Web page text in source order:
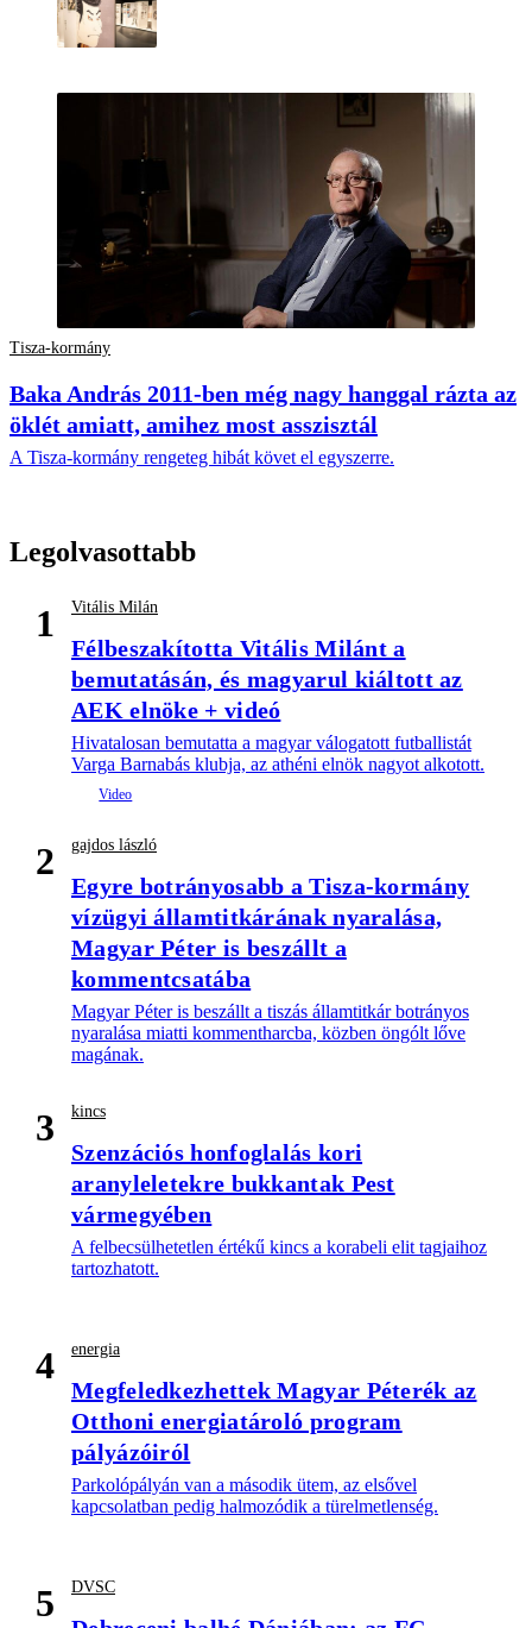
Tisza-kormány
Baka András 2011-ben még nagy hanggal rázta az
öklét amiatt, amihez most asszisztál
A Tisza-kormány rengeteg hibát követ el egyszerre.
Legolvasottabb
1 Vitális Milán
Félbeszakította Vitális Milánt a
bemutatásán, és magyarul kiáltott az
AEK elnöke + videó
Hivatalosan bemutatta a magyar válogatott futballistát
Varga Barnabás klubja, az athéni elnök nagyot alkotott.
2 gajdos lászló
Egyre botrányosabb a Tisza-kormány
vízügyi államtitkárának nyaralása,
Magyar Péter is beszállt a
kommentcsatába
Magyar Péter is beszállt a tiszás államtitkár botrányos
nyaralása miatti kommentharcba, közben öngólt lőve
magának.
3 kincs
Szenzációs honfoglalás kori
aranyleletekre bukkantak Pest
vármegyében
A felbecsülhetetlen értékű kincs a korabeli elit tagjaihoz
tartozhatott.
4 energia
Megfeledkezhettek Magyar Péterék az
Otthoni energiatároló program
pályázóiról
Parkolópályán van a második ütem, az elsővel
kapcsolatban pedig halmozódik a türelmetlenség.
5 DVSC